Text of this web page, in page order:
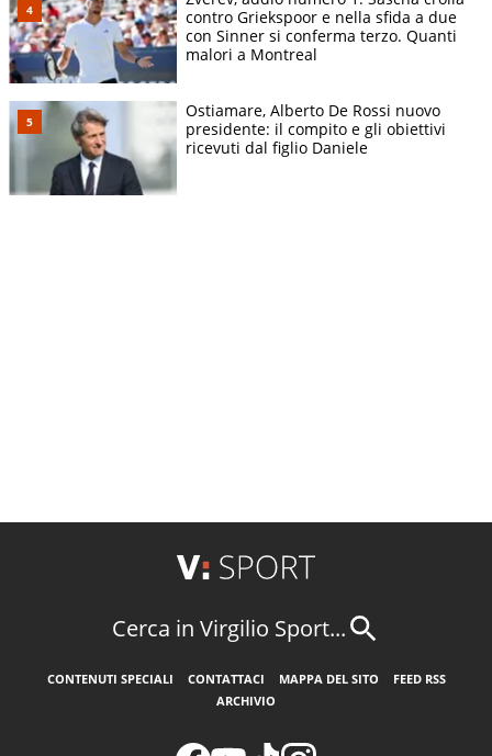
contro Griekspoor e nella sfida a due
con Sinner si conferma terzo. Quanti
malori a Montreal
Ostiamare, Alberto De Rossi nuovo
presidente: il compito e gli obiettivi
ricevuti dal figlio Daniele
Cerca in Virgilio Sport...
CONTENUTI SPECIALI CONTATTACI MAPPA DEL SITO
FEED RSS
ARCHIVIO